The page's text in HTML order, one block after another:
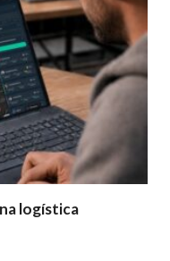
logística